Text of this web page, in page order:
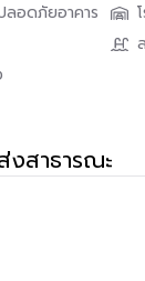
-ส่ง
วามปลอดภัย 24 ชม.
ลอดภัยอาคาร
งสาธารณะ